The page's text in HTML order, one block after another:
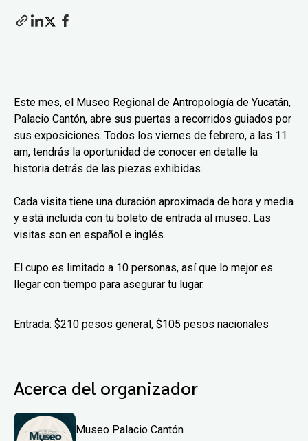
Este mes, el Museo Regional de Antropología de Yucatán,
Palacio Cantón, abre sus puertas a recorridos guiados por
sus exposiciones. Todos los viernes de febrero, a las 11
am, tendrás la oportunidad de conocer en detalle la
historia detrás de las piezas exhibidas.
Cada visita tiene una duración aproximada de hora y media
y está incluida con tu boleto de entrada al museo. Las
visitas son en español e inglés.
El cupo es limitado a 10 personas, así que lo mejor es
llegar con tiempo para asegurar tu lugar.
Entrada: $210 pesos general, $105 pesos nacionales
Acerca del organizador
Museo Palacio Cantón